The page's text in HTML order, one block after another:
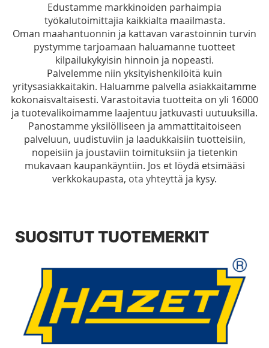
Edustamme markkinoiden parhaimpia
työkalutoimittajia kaikkialta maailmasta.
Oman maahantuonnin ja kattavan varastoinnin turvin
pystymme tarjoamaan haluamanne tuotteet
kilpailukykyisin hinnoin ja nopeasti.
Palvelemme niin yksityishenkilöitä kuin
yritysasiakkaitakin. Haluamme palvella asiakkaitamme
kokonaisvaltaisesti. Varastoitavia tuotteita on yli 16000
ja tuotevalikoimamme laajentuu jatkuvasti uutuuksilla.
Panostamme yksilölliseen ja ammattitaitoiseen
palveluun, uudistuviin ja laadukkaisiin tuotteisiin,
nopeisiin ja joustaviin toimituksiin ja tietenkin
mukavaan kaupankäyntiin. Jos et löydä etsimääsi
verkkokaupasta, ota yhteyttä ja kysy.
SUOSITUT TUOTEMERKIT